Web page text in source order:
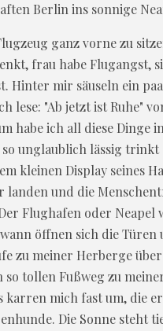
Berlin ins sonnige
ganz vorne zu
frau habe Flugangst,
Hinter mir säuseln ein
lese: "Ab jetzt ist Ruhe"
habe ich all diese Dinge
unglaublich lässig
kleinen Display seines
landen und die
Flughafen oder
öffnen sich die Türen
zu meiner Herberge
so tollen Fußweg zu
karren mich fast um, die
Die Sonne steht